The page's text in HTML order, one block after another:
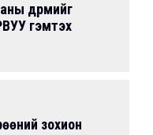
дүрмийг
гэмтэх
зохион